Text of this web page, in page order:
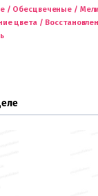
/ Обесцвеченые /
цвета /